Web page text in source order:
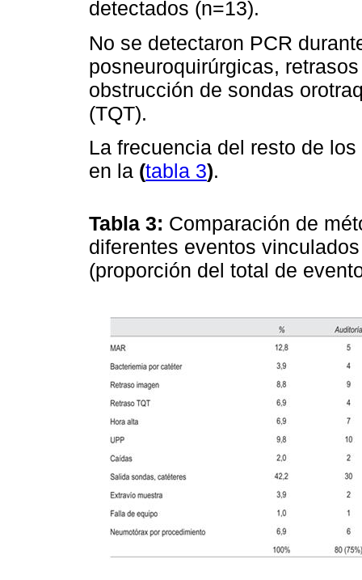
detectados (n=13).
No se detectaron PCR
posneuroquirúrgicas,
obstrucción de sondas
(TQT).
La frecuencia del resto de
en la (tabla 3).
Tabla 3: Comparación de
diferentes eventos
(proporción del total de